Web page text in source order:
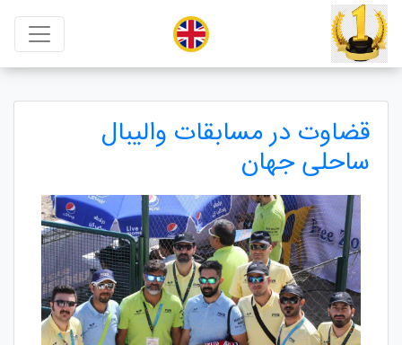
قضاوت در مسابقات والیبال
ساحلی جهان